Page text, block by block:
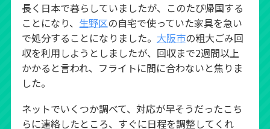
長く日本で暮らしていましたが、このたび帰国する
ことになり、 生野区の自宅で使っていた家具を急い
で処分することになりました。 大阪市の粗大ごみ回
収を利用しようとしましたが、回収まで2週間以上
かかると言われ、フライトに間に合わないと焦りま
した。
ネットでいくつか調べて、対応が早そうだったこち
らに連絡したところ、すぐに日程を調整してくれ